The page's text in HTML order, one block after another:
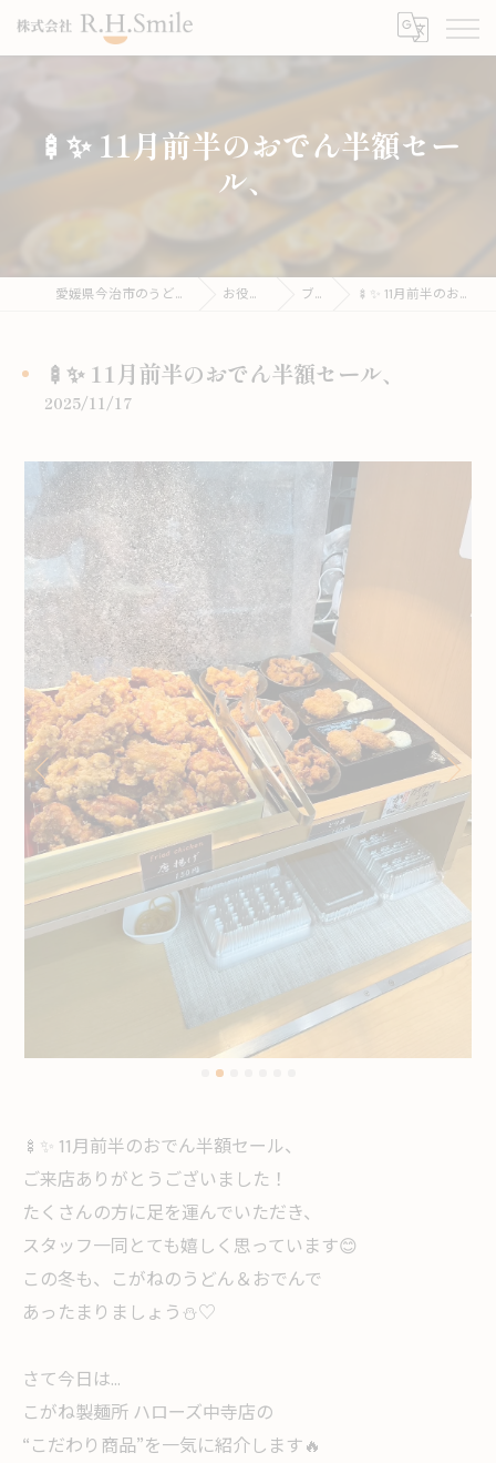
🍢✨ 11月前半のおでん半額セー
ル、
愛媛県今治市のうどんならこがね製麺所 お役立ち情報 ブログ 🍢✨ 11月前半のおでん半額セール、
🍢✨ 11月前半のおでん半額セール、
2025/11/17
🍢✨ 11月前半のおでん半額セール、
ご来店ありがとうございました！
たくさんの方に足を運んでいただき、
スタッフ一同とても嬉しく思っています😊
この冬も、こがねのうどん＆おでんで
あったまりましょう⛄️♡
さて今日は…
こがね製麺所 ハローズ中寺店の
“こだわり商品”を一気に紹介します🔥